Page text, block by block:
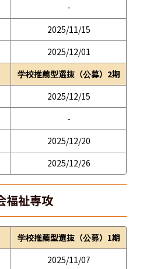
-
2025/11/15
2025/12/01
学校推薦型選抜（公募）2期
2025/12/15
-
2025/12/20
2025/12/26
祉専攻
学校推薦型選抜（公募）1期
2025/11/07